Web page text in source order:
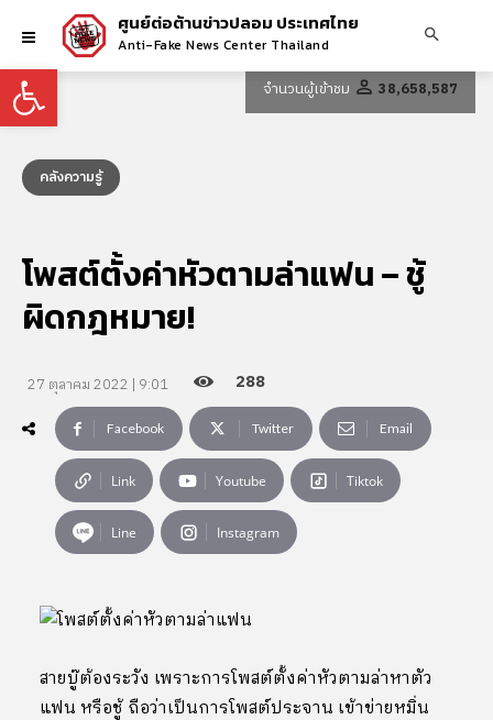
Open toolbar
ศูนย์ต่อต้านข่าวปลอม ประเทศไทย
Anti-Fake News Center Thailand
จำนวนผู้เข้าชม 38,658,587
คลังความรู้
โพสต์ตั้งค่าหัวตามล่าแฟน – ชู้
ผิดกฎหมาย!
27 ตุลาคม 2022 | 9:01 288
Facebook Twitter Email
Link Youtube Tiktok
Line Instagram
สายบู๊ต้องระวัง เพราะการโพสต์ตั้งค่าหัวตามล่าหาตัว
แฟน หรือชู้ ถือว่าเป็นการโพสต์ประจาน เข้าข่ายหมิ่น